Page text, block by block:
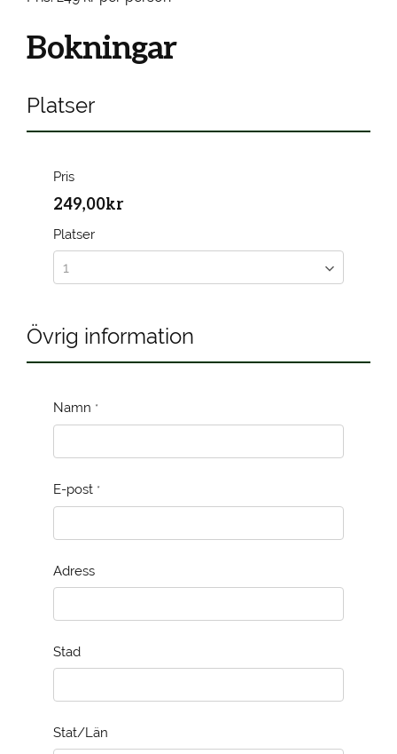
Bokningar
Platser
Pris
249,00kr
Platser
Övrig information
Namn *
E-post *
Adress
Stad
Stat/Län